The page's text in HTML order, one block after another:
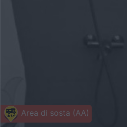
Area di sosta (AA)